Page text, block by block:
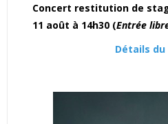
Concert restitution de
11 août à 14h30 (Entrée
Détails